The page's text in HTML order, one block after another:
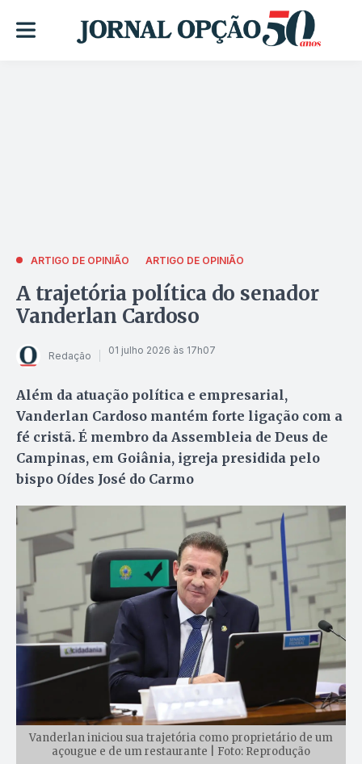
ARTIGO DE OPINIÃO ARTIGO DE OPINIÃO
A trajetória política do senador
Vanderlan Cardoso
Redação 01 julho 2026 às 17h07
Além da atuação política e empresarial,
Vanderlan Cardoso mantém forte ligação com a
fé cristã. É membro da Assembleia de Deus de
Campinas, em Goiânia, igreja presidida pelo
bispo Oídes José do Carmo
Vanderlan iniciou sua trajetória como proprietário de um
açougue e de um restaurante | Foto: Reprodução